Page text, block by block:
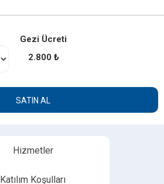
Gezi Ücreti
2.800 ₺
SATIN AL
Hizmetler
Katılım Koşulları